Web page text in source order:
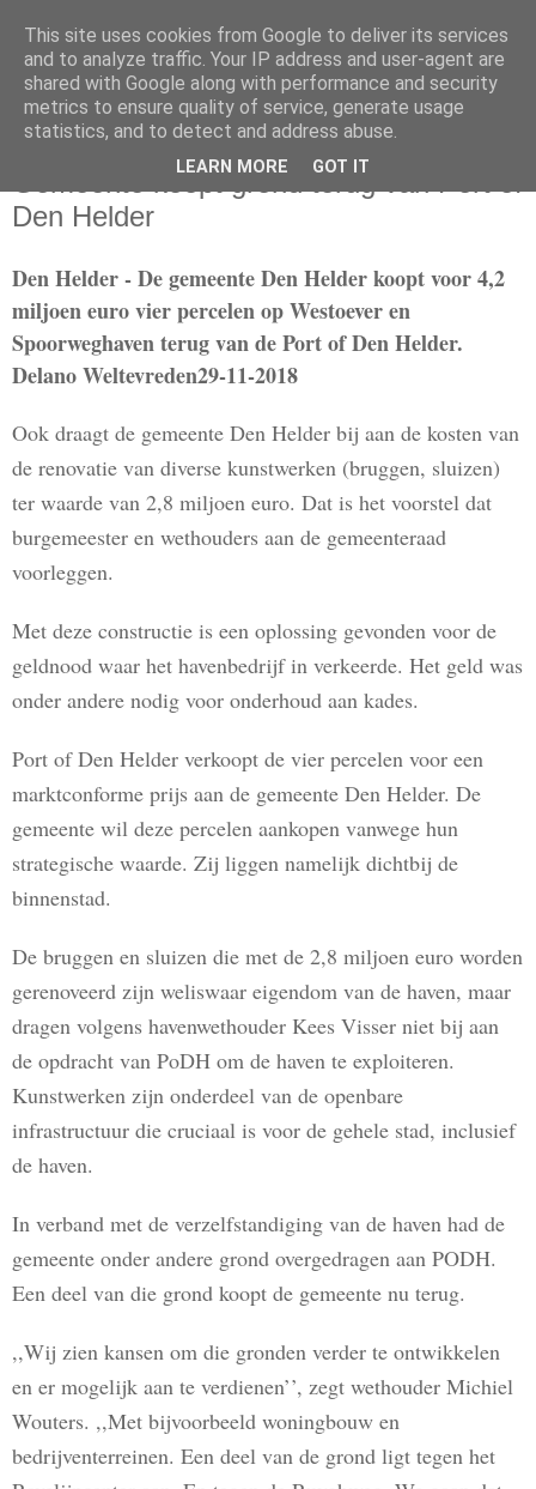
donderdag 29 november 2018
Gemeente koopt grond terug van Port of
Den Helder
Den Helder - De gemeente Den Helder koopt voor 4,2
miljoen euro vier percelen op Westoever en
Spoorweghaven terug van de Port of Den Helder.
Delano Weltevreden29-11-2018
Ook draagt de gemeente Den Helder bij aan de kosten van
de renovatie van diverse kunstwerken (bruggen, sluizen)
ter waarde van 2,8 miljoen euro. Dat is het voorstel dat
burgemeester en wethouders aan de gemeenteraad
voorleggen.
Met deze constructie is een oplossing gevonden voor de
geldnood waar het havenbedrijf in verkeerde. Het geld was
onder andere nodig voor onderhoud aan kades.
Port of Den Helder verkoopt de vier percelen voor een
marktconforme prijs aan de gemeente Den Helder. De
gemeente wil deze percelen aankopen vanwege hun
strategische waarde. Zij liggen namelijk dichtbij de
binnenstad.
De bruggen en sluizen die met de 2,8 miljoen euro worden
gerenoveerd zijn weliswaar eigendom van de haven, maar
dragen volgens havenwethouder Kees Visser niet bij aan
de opdracht van PoDH om de haven te exploiteren.
Kunstwerken zijn onderdeel van de openbare
infrastructuur die cruciaal is voor de gehele stad, inclusief
de haven.
In verband met de verzelfstandiging van de haven had de
gemeente onder andere grond overgedragen aan PODH.
Een deel van die grond koopt de gemeente nu terug.
,,Wij zien kansen om die gronden verder te ontwikkelen
en er mogelijk aan te verdienen’’, zegt wethouder Michiel
Wouters. ,,Met bijvoorbeeld woningbouw en
bedrijventerreinen. Een deel van de grond ligt tegen het
This site uses cookies from Google to deliver its services
and to analyze traffic. Your IP address and user-agent are
shared with Google along with performance and security
metrics to ensure quality of service, generate usage
statistics, and to detect and address abuse.
LEARN MORE GOT IT